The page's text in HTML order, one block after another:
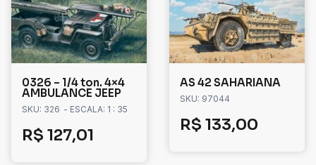
0326 – 1/4 ton. 4×4
AMBULANCE JEEP
SKU: 326 - ESCALA: 1 : 35
R$ 127,01
AS 42 SAHARIANA
SKU: 97044
R$ 133,00